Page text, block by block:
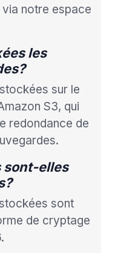
notre espace
les
sur le
S3, qui
redondance de
sont-elles
sont
de cryptage